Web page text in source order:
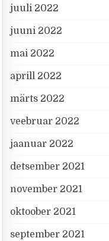
juuli 2022
juuni 2022
mai 2022
aprill 2022
märts 2022
veebruar 2022
jaanuar 2022
detsember 2021
november 2021
oktoober 2021
september 2021